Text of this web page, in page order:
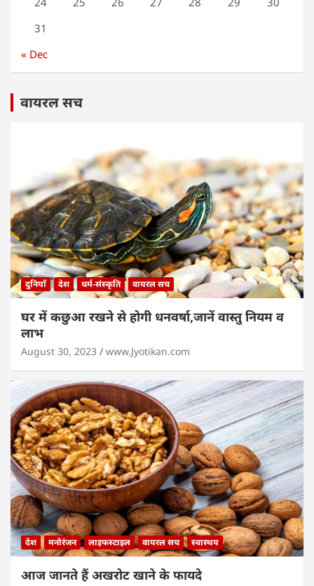
31
« Dec
वायरल सच
दुनियाँ देश धर्म-संस्कृति वायरल सच
घर में कछुआ रखने से होगी धनवर्षा,जानें वास्तु नियम व
लाभ
August 30, 2023 www.Jyotikan.com
देश मनोरंजन लाइफस्टाइल वायरल सच स्वास्थय
आज जानते हैं अखरोट खाने के फायदे